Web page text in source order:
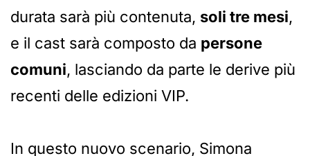
durata sarà più contenuta, soli tre mesi,
e il cast sarà composto da persone
comuni, lasciando da parte le derive più
recenti delle edizioni VIP.
In questo nuovo scenario, Simona